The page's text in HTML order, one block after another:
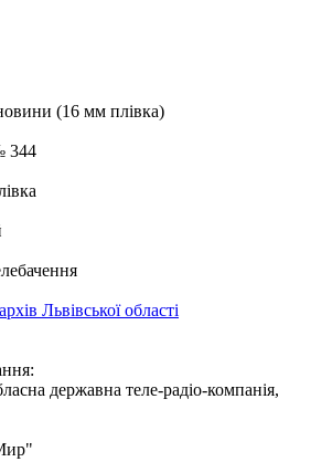
новини (16 мм плівка)
344
Львівської області
державна теле-радіо-компанія,